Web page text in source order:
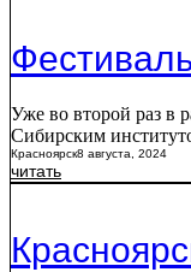
Уже во второй раз в
Сибирским
Красноярск8 августа, 2024
читать